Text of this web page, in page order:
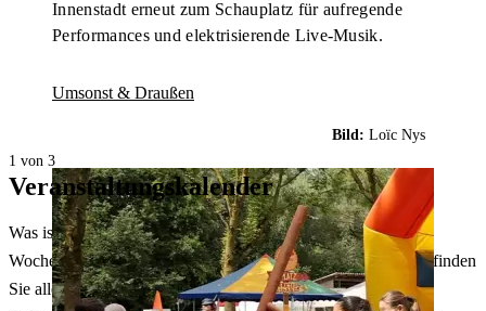
Innenstadt erneut zum Schauplatz für aufregende
Performances und elektrisierende Live-Musik.
Umsonst & Draußen
Bild: Loïc Nys
1 von 3
Veranstaltungskalender
Was ist heute in Dortmund los? Welche Konzerte gibt es am
Wochenende? Im größten Veranstaltungskalender Dortmunds finden
Sie alle Events – von der Stadt- oder Museumsführung übers